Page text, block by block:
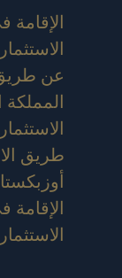
الاستثمار
عن طريق
الاستثمار
طريق
الاستثمار